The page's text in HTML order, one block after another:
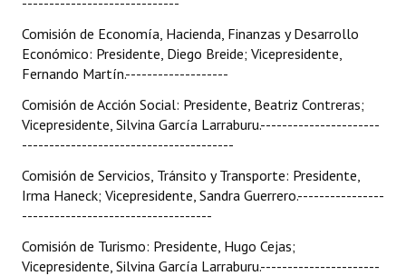
Comisión de Economía, Hacienda, Finanzas y Desarrollo
Económico: Presidente, Diego Breide; Vicepresidente,
Fernando Martín.-------------------
Comisión de Acción Social: Presidente, Beatriz Contreras;
Vicepresidente, Silvina García Larraburu.----------------------
---------------------------------------
Comisión de Servicios, Tránsito y Transporte: Presidente,
Irma Haneck; Vicepresidente, Sandra Guerrero.----------------
-----------------------------------
Comisión de Turismo: Presidente, Hugo Cejas;
Vicepresidente, Silvina García Larraburu.----------------------